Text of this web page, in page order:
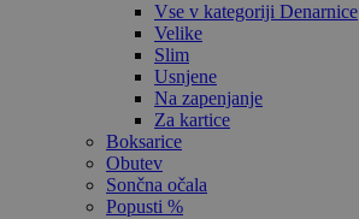
Vse v kategoriji Denarnice
Velike
Slim
Usnjene
Na zapenjanje
Za kartice
Boksarice
Obutev
Sončna očala
Popusti %